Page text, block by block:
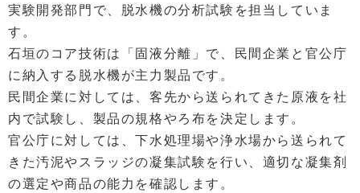
実験開発部門で、脱水機の分析試験を担当していま
す。
石垣のコア技術は「固液分離」で、民間企業と官公庁
に納入する脱水機が主力製品です。
民間企業に対しては、客先から送られてきた原液を社
内で試験し、製品の規格やろ布を決定します。
官公庁に対しては、下水処理場や浄水場から送られて
きた汚泥やスラッジの凝集試験を行い、適切な凝集剤
の選定や商品の能力を確認します。